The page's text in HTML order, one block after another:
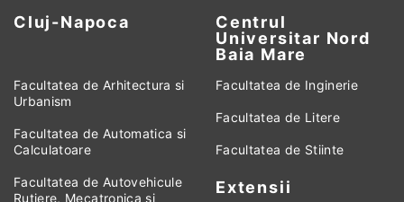
Cluj-Napoca
Centrul
Universitar Nord
Baia Mare
Facultatea de Arhitectura si
Urbanism
Facultatea de Automatica si
Calculatoare
Facultatea de Autovehicule
Rutiere, Mecatronica si
Facultatea de Inginerie
Facultatea de Litere
Facultatea de Stiinte
Extensii